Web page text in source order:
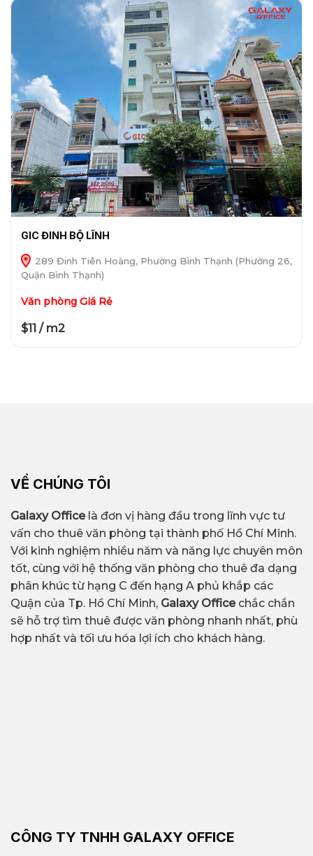
GIC ĐINH BỘ LĨNH
289 Đinh Tiên Hoàng, Phường Bình Thạnh (Phường 26,
Quận Bình Thạnh)
Văn phòng Giá Rẻ
$11 / m2
VỀ CHÚNG TÔI
Galaxy Officelà đơn vị hàng đầu trong lĩnh vực tư
vấn cho thuê văn phòng tại thành phố Hồ Chí Minh.
Với kinh nghiệm nhiều năm và năng lực chuyên môn
tốt, cùng với hệ thống văn phòng cho thuê đa dạng
phân khúc từ hạng C đến hạng A phủ khắp các
Quận của Tp. Hồ Chí Minh, Galaxy Office chắc chắn
sẽ hỗ trợ tìm thuê được văn phòng nhanh nhất, phù
hợp nhất và tối ưu hóa lợi ích cho khách hàng.
CÔNG TY TNHH GALAXY OFFICE